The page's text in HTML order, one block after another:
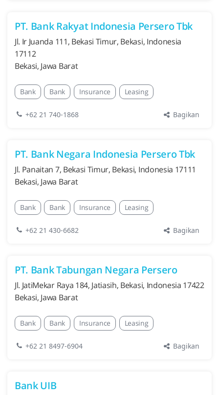
PT. Bank Rakyat Indonesia Persero Tbk
Jl. Ir Juanda 111, Bekasi Timur, Bekasi, Indonesia
17112
Bekasi, Jawa Barat
Bank Bank Insurance Leasing
+62 21 740-1868 Bagikan
PT. Bank Negara Indonesia Persero Tbk
Jl. Panaitan 7, Bekasi Timur, Bekasi, Indonesia 17111
Bekasi, Jawa Barat
Bank Bank Insurance Leasing
+62 21 430-6682 Bagikan
PT. Bank Tabungan Negara Persero
Jl. JatiMekar Raya 184, Jatiasih, Bekasi, Indonesia 17422
Bekasi, Jawa Barat
Bank Bank Insurance Leasing
+62 21 8497-6904 Bagikan
Bank UIB